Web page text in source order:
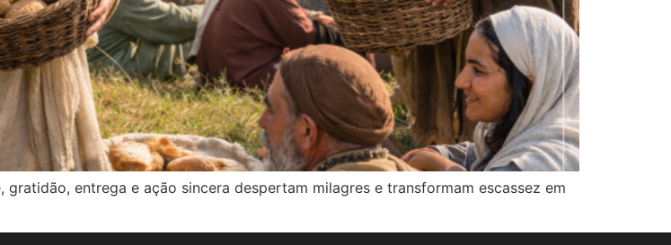
entrega e ação sincera despertam milagres e transformam escassez em